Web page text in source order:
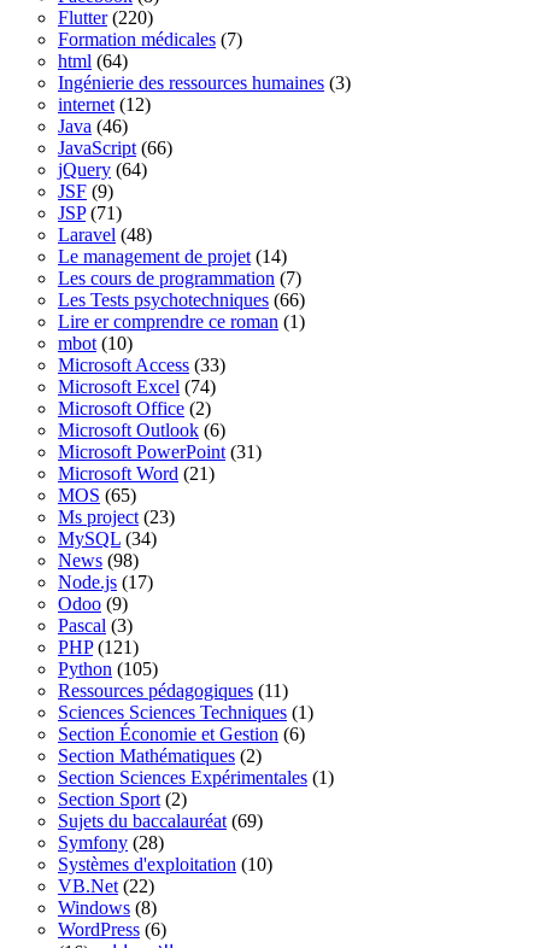
Flutter(220)
Formation médicales (7)
html (64)
Ingénierie des ressources humaines (3)
internet (12)
Java (46)
JavaScript (66)
jQuery (64)
JSF (9)
JSP(71)
Laravel (48)
Le management de projet (14)
Les cours de programmation (7)
Les Tests psychotechniques (66)
Lire er comprendre ce roman (1)
mbot (10)
Microsoft Access (33)
Microsoft Excel (74)
Microsoft Office (2)
Microsoft Outlook (6)
Microsoft PowerPoint (31)
Microsoft Word (21)
MOS (65)
Ms project (23)
MySQL (34)
News (98)
Node.js (17)
Odoo (9)
Pascal (3)
PHP(121)
Python (105)
Ressources pédagogiques (11)
Sciences Sciences Techniques (1)
Section Économie et Gestion (6)
Section Mathématiques (2)
Section Sciences Expérimentales (1)
Section Sport (2)
Sujets du baccalauréat (69)
Symfony (28)
Systèmes d'exploitation (10)
VB.Net (22)
Windows (8)
WordPress (6)